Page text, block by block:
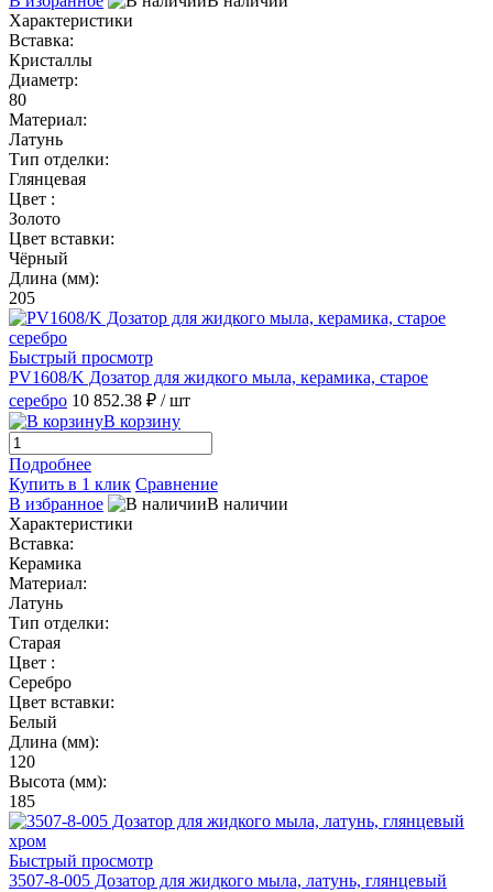
Характеристики
Вставка:
Кристаллы
Диаметр:
80
Материал:
Латунь
Тип отделки:
Глянцевая
Цвет :
Золото
Цвет вставки:
Чёрный
Длина (мм):
205
Быстрый просмотр
PV1608/K Дозатор для жидкого мыла, керамика, старое
серебро 10 852.38 ₽ / шт
В корзину
Подробнее
Купить в 1 клик Сравнение
В избранное
В наличии
Характеристики
Вставка:
Керамика
Материал:
Латунь
Тип отделки:
Старая
Цвет :
Серебро
Цвет вставки:
Белый
Длина (мм):
120
Высота (мм):
185
Быстрый просмотр
3507-8-005 Дозатор для жидкого мыла, латунь, глянцевый